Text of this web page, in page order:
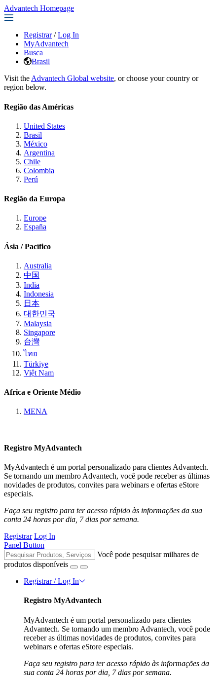
Advantech Homepage
Registrar / Log In
MyAdvantech
Busca
Brasil
Visit the Advantech Global website, or choose your country or
region below.
Região das Américas
United States
Brasil
México
Argentina
Chile
Colombia
Perú
Região da Europa
Europe
España
Ásia / Pacífico
Australia
中国
India
Indonesia
日本
대한민국
Malaysia
Singapore
台灣
ไทย
Türkiye
Việt Nam
Africa e Oriente Médio
MENA
Registro MyAdvantech
MyAdvantech é um portal personalizado para clientes Advantech.
Se tornando um membro Advantech, você pode receber as últimas
novidades de produtos, convites para webinars e ofertas eStore
especiais.
Faça seu registro para ter acesso rápido às informações da sua
conta 24 horas por dia, 7 dias por semana.
Registrar Log In
Panel Button
Você pode pesquisar milhares de
produtos disponíveis
Registrar / Log In
Registro MyAdvantech
MyAdvantech é um portal personalizado para clientes
Advantech. Se tornando um membro Advantech, você pode
receber as últimas novidades de produtos, convites para
webinars e ofertas eStore especiais.
Faça seu registro para ter acesso rápido às informações da
sua conta 24 horas por dia, 7 dias por semana.